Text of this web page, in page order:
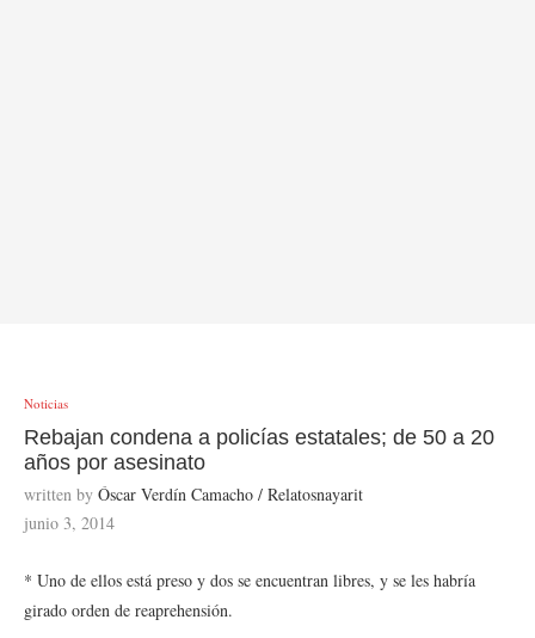
Noticias
Rebajan condena a policías estatales; de 50 a 20
años por asesinato
written by Óscar Verdín Camacho / Relatosnayarit
junio 3, 2014
* Uno de ellos está preso y dos se encuentran libres, y se les habría
girado orden de reaprehensión.